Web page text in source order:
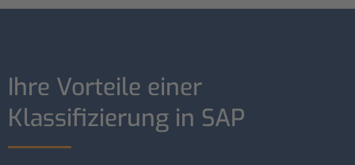
Ihre Vorteile einer
Klassifizierung in SAP